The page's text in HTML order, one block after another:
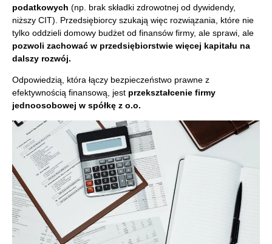
podatkowych (np. brak składki zdrowotnej od dywidendy,
niższy CIT). Przedsiębiorcy szukają więc rozwiązania, które nie
tylko oddzieli domowy budżet od finansów firmy, ale sprawi, ale
pozwoli zachować w przedsiębiorstwie więcej kapitału na
dalszy rozwój.
Odpowiedzią, która łączy bezpieczeństwo prawne z
efektywnością finansową, jest przekształcenie firmy
jednoosobowej w spółkę z o.o.